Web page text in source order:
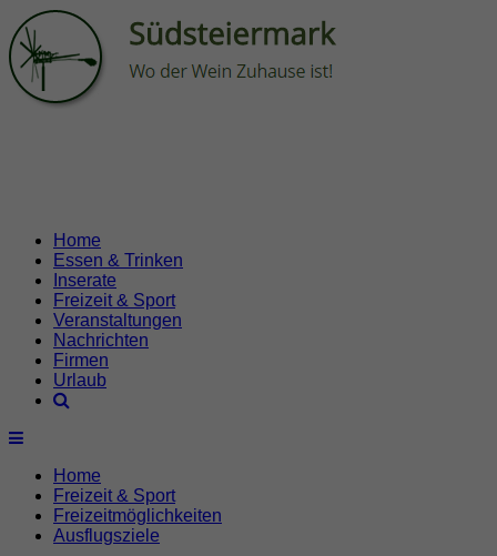
Home
Essen & Trinken
Inserate
Freizeit & Sport
Veranstaltungen
Nachrichten
Firmen
Urlaub
Home
Freizeit & Sport
Freizeitmöglichkeiten
Ausflugsziele